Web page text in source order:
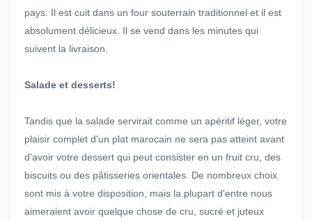
pays. Il est cuit dans un four souterrain traditionnel et il est
absolument délicieux. Il se vend dans les minutes qui
suivent la livraison.
Salade et desserts!
Tandis que la salade servirait comme un apéritif léger, votre
plaisir complet d'un plat marocain ne sera pas atteint avant
d'avoir votre dessert qui peut consister en un fruit cru, des
biscuits ou des pâtisseries orientales. De nombreux choix
sont mis à votre disposition, mais la plupart d'entre nous
aimeraient avoir quelque chose de cru, sucré et juteux